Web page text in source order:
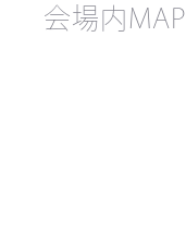
会場内MAP